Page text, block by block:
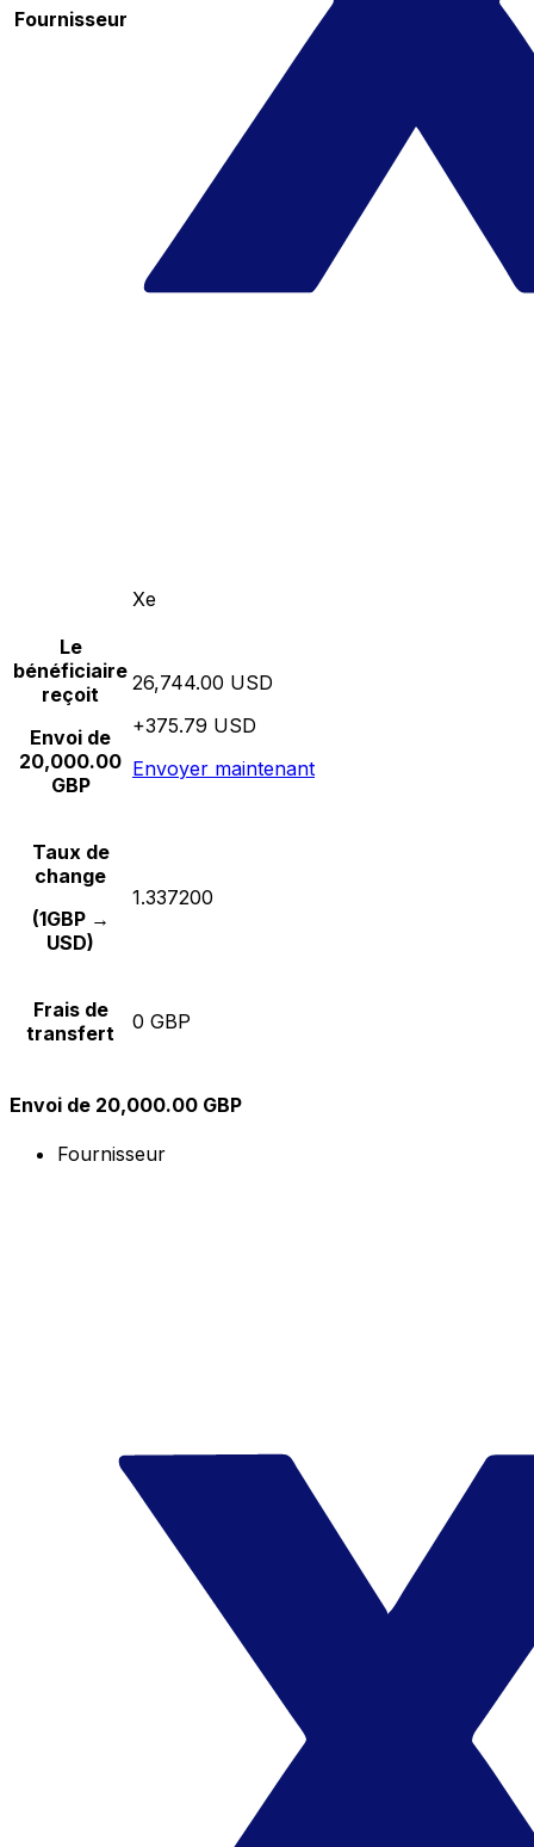
Fournisseur
Xe
Le
bénéficiaire
reçoit
Envoi de
20,000.00
GBP
26,744.00 USD
+375.79 USD
Envoyer maintenant
Taux de
change
(1GBP →
USD)
1.337200
Frais de
transfert
0 GBP
Envoi de 20,000.00 GBP
Fournisseur